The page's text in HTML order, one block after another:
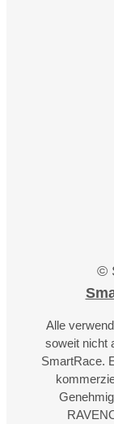
©
Alle
soweit nicht
SmartRace.